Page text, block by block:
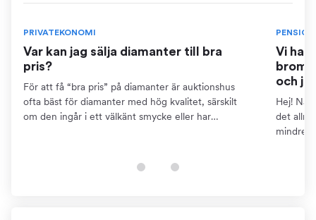
PRIVATEKONOMI
Var kan jag sälja diamanter till bra
pris?
För att få “bra pris” på diamanter är auktionshus
ofta bäst för diamanter med hög kvalitet, särskilt
om den ingår i ett välkänt smycke eller har
PENSION
Vi har
och
Hej! När
det
mindre